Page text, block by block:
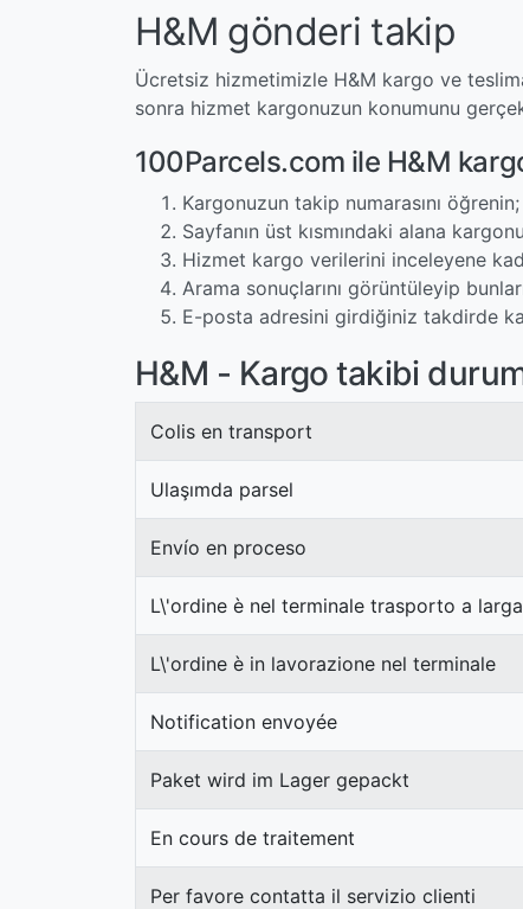
H&M gönderi takip
Ücretsiz hizmetimizle H&M kargo ve
sonra hizmet kargonuzun konumunu
100Parcels.com ile H&M
Kargonuzun takip numarasını öğrenin;
Sayfanın üst kısmındaki alana
Hizmet kargo verilerini inceleyene
Arama sonuçlarını görüntüleyip
E-posta adresini girdiğiniz takdirde
H&M - Kargo takibi
Colis en transport
Ulaşımda parsel
Envío en proceso
L\'ordine è nel terminale trasporto a
L\'ordine è in lavorazione nel terminale
Notification envoyée
Paket wird im Lager gepackt
En cours de traitement
Per favore contatta il servizio clienti